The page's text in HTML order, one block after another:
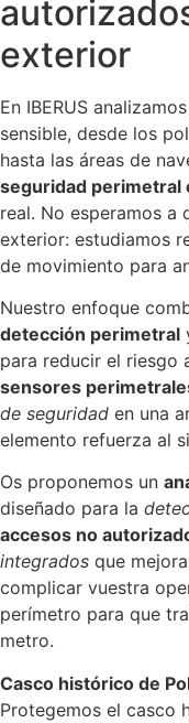
exterior
En IBERUS
sensible, desde los
hasta las áreas de
seguridad perimetral
real. No esperamos a
exterior: estudiamos
de movimiento para
Nuestro enfoque
detección perimetral
para reducir el riesgo
sensores
de seguridad en una
elemento refuerza al
Os proponemos un
diseñado para la
accesos no
integrados que
complicar vuestra
perímetro para que
metro.
Casco histórico de
Protegemos el casco